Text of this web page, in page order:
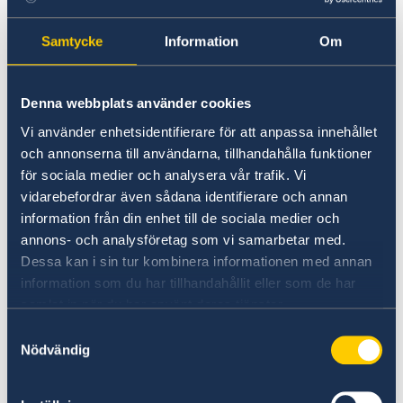
Samtycke Information Om
Denna webbplats använder cookies
Vi använder enhetsidentifierare för att anpassa innehållet
och annonserna till användarna, tillhandahålla funktioner
för sociala medier och analysera vår trafik. Vi
vidarebefordrar även sådana identifierare och annan
information från din enhet till de sociala medier och
annons- och analysföretag som vi samarbetar med.
Dessa kan i sin tur kombinera informationen med annan
information som du har tillhandahållit eller som de har
samlat in när du har använt deras tjänster.
Nödvändig
knappt 3 miljarder kronor. Större delen utgörs
av verkstadsprodukter, livsmedel (framför allt
frukt, grönsaker och vin) och olika halvfabrikat.
Antalet svenska företag med verksamhet i
Sydafrika har ökat kontinuerligt sedan
sanktionerna lyftes och uppgår i dag till ett
100-tal, mer än dubbelt så många som 1997.
Stora multinationella företag som ABB, Atlas
Copco, Electrolux, Ericsson, Volvo, Scania,
Svedala, Tetra Pak och Sandvik är etablerade i
Sydafrika.
ökat märkbart de senaste åren. Ungefär 45 000
svenska turister besöker årligen Sydafrika.